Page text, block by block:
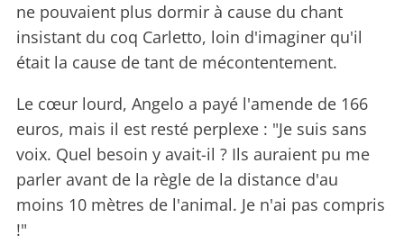
ne pouvaient plus dormir à cause du chant
insistant du coq Carletto, loin d'imaginer qu'il
était la cause de tant de mécontentement.
Le cœur lourd, Angelo a payé l'amende de 166
euros, mais il est resté perplexe : "Je suis sans
voix. Quel besoin y avait-il ? Ils auraient pu me
parler avant de la règle de la distance d'au
moins 10 mètres de l'animal. Je n'ai pas compris
!"